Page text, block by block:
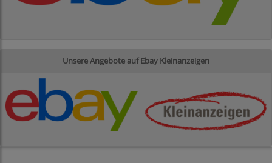
Unsere Angebote auf Ebay Kleinanzeigen